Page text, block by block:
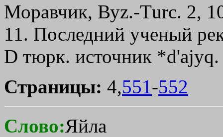
Моравчик, Вуz.-Тurс. 2,
11. Последний ученый
D тюрк. источник *d'аjуq.
Страницы: 4,551-552
Слово:Яйла